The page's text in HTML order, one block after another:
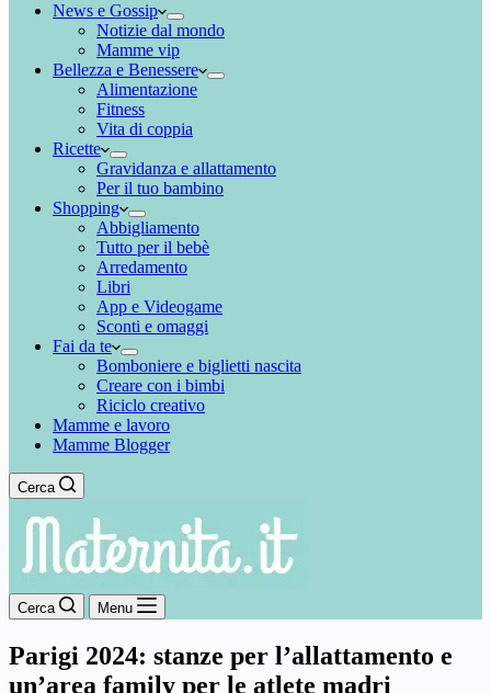
News e Gossip
Notizie dal mondo
Mamme vip
Bellezza e Benessere
Alimentazione
Fitness
Vita di coppia
Ricette
Gravidanza e allattamento
Per il tuo bambino
Shopping
Abbigliamento
Tutto per il bebè
Arredamento
Libri
App e Videogame
Sconti e omaggi
Fai da te
Bomboniere e biglietti nascita
Creare con i bimbi
Riciclo creativo
Mamme e lavoro
Mamme Blogger
Cerca
Cerca Menu
Parigi 2024: stanze per l’allattamento e
un’area family per le atlete madri